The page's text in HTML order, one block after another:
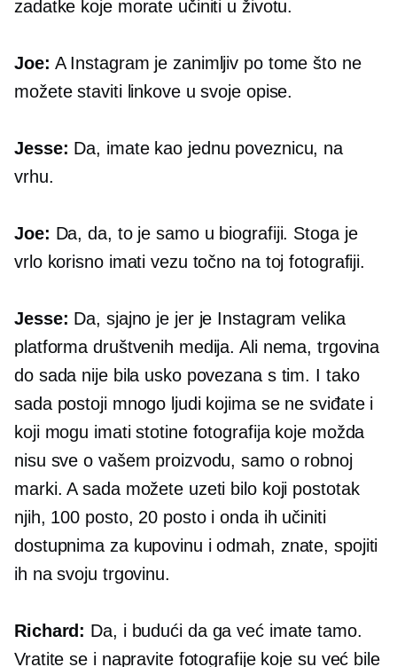
zadatke koje morate učiniti u životu.
Joe: A Instagram je zanimljiv po tome što ne
možete staviti linkove u svoje opise.
Jesse: Da, imate kao jednu poveznicu, na
vrhu.
Joe: Da, da, to je samo u biografiji. Stoga je
vrlo korisno imati vezu točno na toj fotografiji.
Jesse: Da, sjajno je jer je Instagram velika
platforma društvenih medija. Ali nema, trgovina
do sada nije bila usko povezana s tim. I tako
sada postoji mnogo ljudi kojima se ne sviđate i
koji mogu imati stotine fotografija koje možda
nisu sve o vašem proizvodu, samo o robnoj
marki. A sada možete uzeti bilo koji postotak
njih, 100 posto, 20 posto i onda ih učiniti
dostupnima za kupovinu i odmah, znate, spojiti
ih na svoju trgovinu.
Richard: Da, i budući da ga već imate tamo.
Vratite se i napravite fotografije koje su već bile